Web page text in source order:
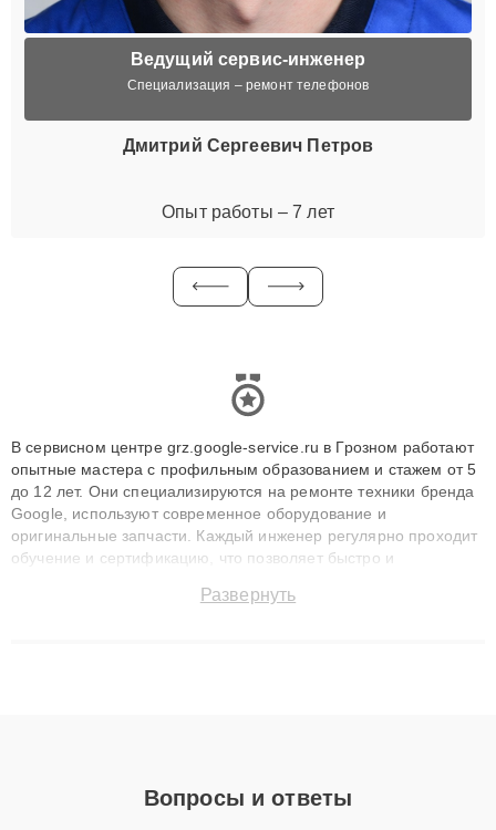
Ведущий сервис-инженер
Специализация – ремонт телефонов
Дмитрий Сергеевич Петров
Опыт работы – 7 лет
В сервисном центре grz.google-service.ru в Грозном работают
опытные мастера с профильным образованием и стажем от 5
до 12 лет. Они специализируются на ремонте техники бренда
Google, используют современное оборудование и
оригинальные запчасти. Каждый инженер регулярно проходит
обучение и сертификацию, что позволяет быстро и
сохранением гарантии до 3 лет. Наши мастера решают
Развернуть
Вопросы и ответы